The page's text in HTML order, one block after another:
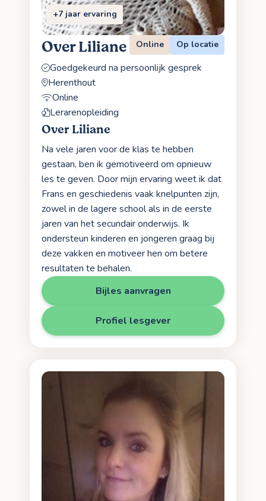
+7 jaar ervaring
Over Liliane Online Op locatie
Goedgekeurd na persoonlijk gesprek
Herenthout
Online
Lerarenopleiding
Over Liliane
Na vele jaren voor de klas te hebben
gestaan, ben ik gemotiveerd om opnieuw
les te geven. Door mijn ervaring weet ik dat
Frans en geschiedenis vaak knelpunten zijn,
zowel in de lagere school als in de eerste
jaren van het secundair onderwijs. Ik
ondersteun kinderen en jongeren graag bij
deze vakken en motiveer hen om betere
resultaten te behalen.
Bijles aanvragen
Profiel lesgever